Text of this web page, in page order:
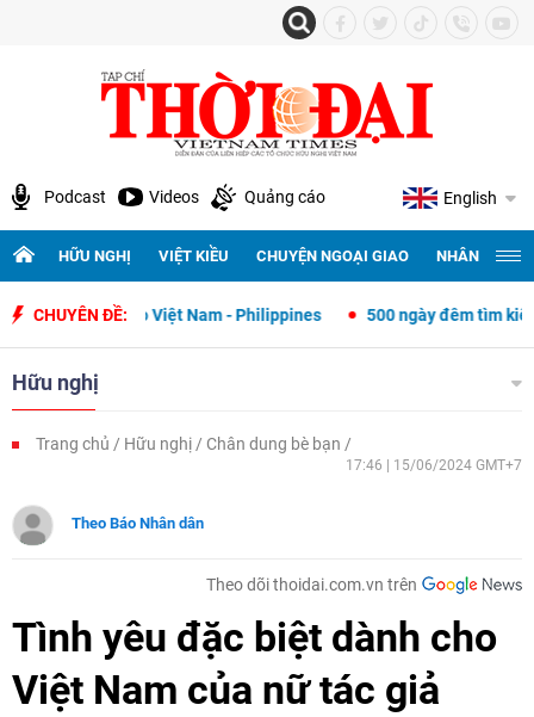
Podcast Videos Quảng cáo English
HỮU NGHỊ VIỆT KIỀU CHUYỆN NGOẠI GIAO NHÂN
CHUYÊN ĐỀ:
giao Việt Nam - Philippines 500 ngày đêm tìm kiếm, quy tập
Hữu nghị
Trang chủ Hữu nghị Chân dung bè bạn
17:46 | 15/06/2024 GMT+7
Theo Báo Nhân dân
Theo dõi thoidai.com.vn trên
Tình yêu đặc biệt dành cho
Việt Nam của nữ tác giả